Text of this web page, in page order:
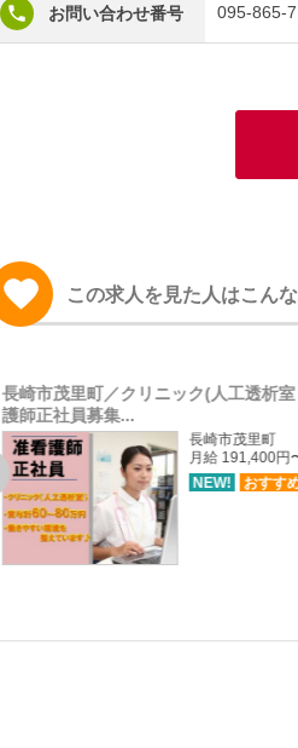
お問い合わせ番号 095-865-
この求人を見た人はこん
長崎市茂里町／クリニック(人工透析
護師正社員募集...
長崎市茂里町
月給 191,400円
NEW!
おすす